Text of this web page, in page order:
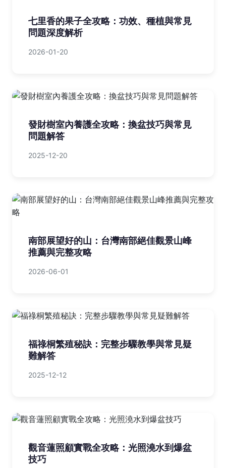
七里香的果子全攻略：功效、種植與常見
問題深度解析
2026-01-20
發財樹室內養護全攻略：換盆技巧與常見
問題解答
2025-12-20
南部展望好的山：台灣南部絕佳觀景山峰
推薦與完整攻略
2026-06-01
福祿桐繁殖秘訣：完整步驟教學與常見疑
難解答
2025-12-12
觀音蓮照顧實戰全攻略：光照澆水到爆盆
技巧